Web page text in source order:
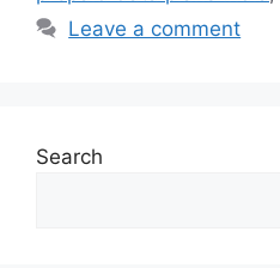
Leave a comment
Search